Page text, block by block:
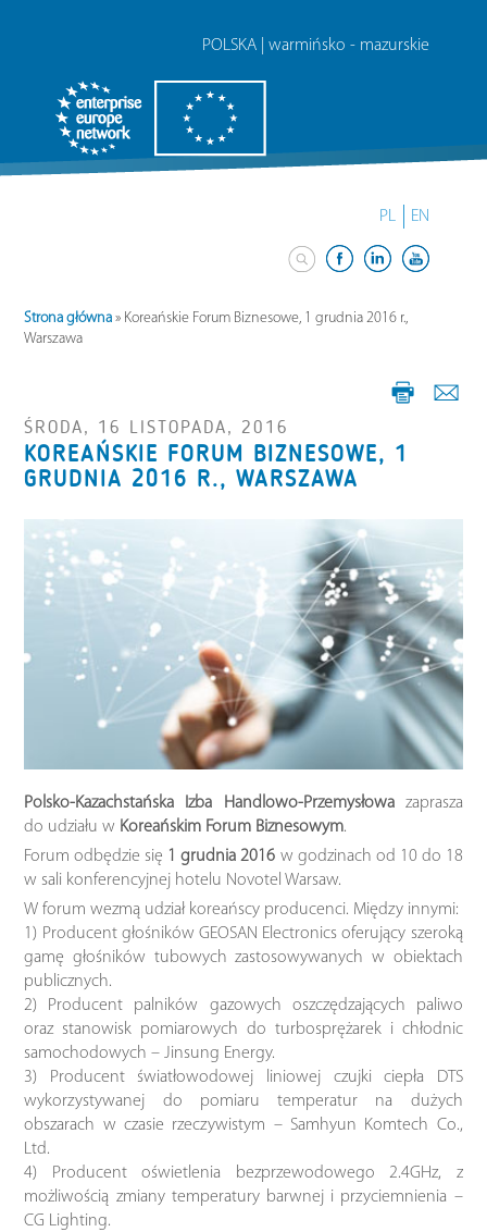
POLSKA | warmińsko - mazurskie
PL EN
Strona główna » Koreańskie Forum Biznesowe, 1 grudnia 2016 r.,
Warszawa
ŚRODA, 16 LISTOPADA, 2016
KOREAŃSKIE FORUM BIZNESOWE, 1
GRUDNIA 2016 R., WARSZAWA
Polsko-Kazachstańska Izba Handlowo-Przemysłowazaprasza
do udziału w Koreańskim Forum Biznesowym.
Forum odbędzie się 1 grudnia 2016 w godzinach od 10 do 18
w sali konferencyjnej hotelu Novotel Warsaw.
W forum wezmą udział koreańscy producenci. Między innymi:
1) Producent głośników GEOSAN Electronics oferujący szeroką
gamę głośników tubowych zastosowywanych w obiektach
publicznych.
2) Producent palników gazowych oszczędzających paliwo
oraz stanowisk pomiarowych do turbosprężarek i chłodnic
samochodowych – Jinsung Energy.
3) Producent światłowodowej liniowej czujki ciepła DTS
wykorzystywanej do pomiaru temperatur na dużych
obszarach w czasie rzeczywistym – Samhyun Komtech Co.,
Ltd.
4) Producent oświetlenia bezprzewodowego 2.4GHz, z
możliwością zmiany temperatury barwnej i przyciemnienia –
CG Lighting.